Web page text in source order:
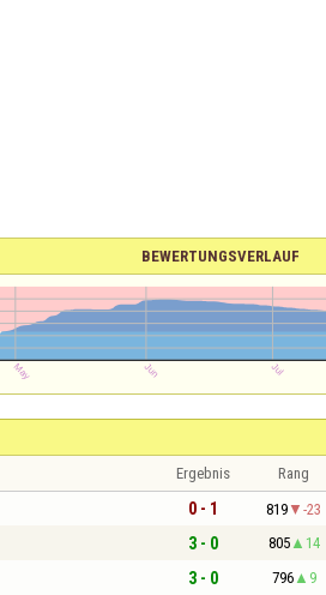
BEWERTUNGSVERLAUF
Ergebnis Rang
0 - 1 819 -23
3 - 0 805 14
3 - 0 796 9